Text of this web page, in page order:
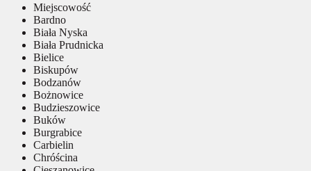
Miejscowość
Bardno
Biała Nyska
Biała Prudnicka
Bielice
Biskupów
Bodzanów
Bożnowice
Budzieszowice
Buków
Burgrabice
Carbielin
Chróścina